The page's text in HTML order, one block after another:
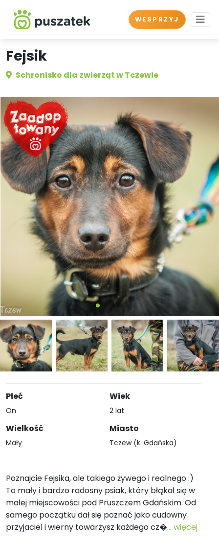
WESPRZYJ
Fejsik
Schronisko dla zwierząt w Tczewie
Płeć
On
Wielkość
Mały
Wiek
2 lat
Miasto
Tczew (k. Gdańska)
Poznajcie Fejsika, ale takiego żywego i realnego :)
To mały i bardzo radosny psiak, który błąkał się w
małej miejscowości pod Pruszczem Gdańskim. Od
samego początku dał się poznać jako cudowny
przyjaciel i wierny towarzysz każdego cz�... więcej